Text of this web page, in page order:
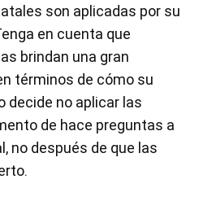
son aplicadas por su
en cuenta que
brindan una gran
términos de cómo su
decide no aplicar las
de hace preguntas a
no después de que las